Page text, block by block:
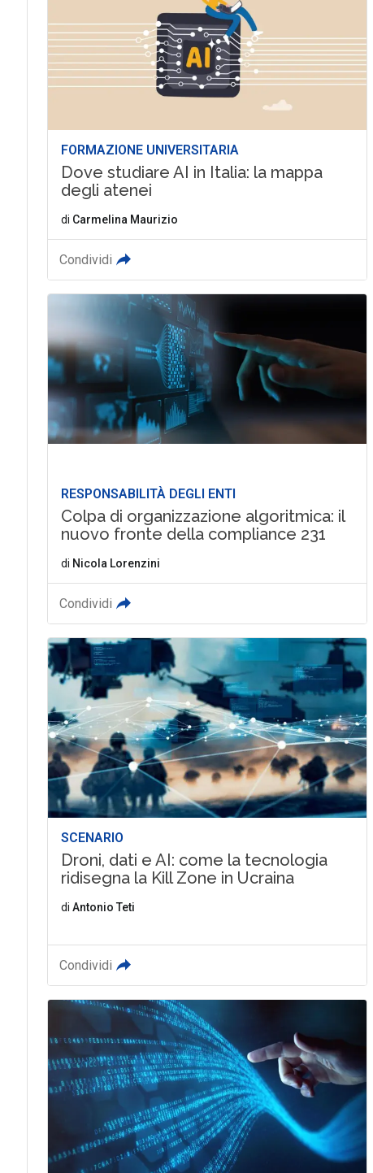
FORMAZIONE UNIVERSITARIA
Dove studiare AI in Italia: la mappa
degli atenei
di Carmelina Maurizio
Condividi
RESPONSABILITÀ DEGLI ENTI
Colpa di organizzazione algoritmica: il
nuovo fronte della compliance 231
di Nicola Lorenzini
Condividi
SCENARIO
Droni, dati e AI: come la tecnologia
ridisegna la Kill Zone in Ucraina
di Antonio Teti
Condividi